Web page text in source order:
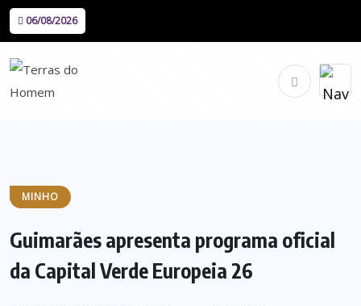
06/08/2026
MINHO
Guimarães apresenta programa oficial
da Capital Verde Europeia 26